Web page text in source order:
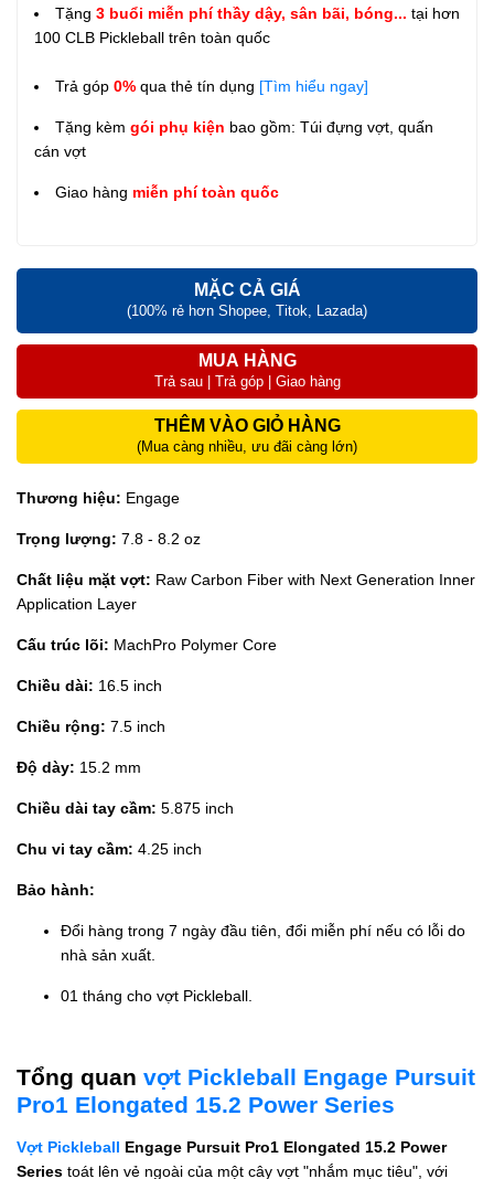
Tặng 3 buổi miễn phí thầy dậy, sân bãi, bóng... tại hơn
100 CLB Pickleball trên toàn quốc
Trả góp 0% qua thẻ tín dụng [Tìm hiểu ngay]
Tặng kèm gói phụ kiện bao gồm: Túi đựng vợt, quấn
cán vợt
Giao hàng miễn phí toàn quốc
MẶC CẢ GIÁ
(100% rẻ hơn Shopee, Titok, Lazada)
MUA HÀNG
Trả sau | Trả góp | Giao hàng
THÊM VÀO GIỎ HÀNG
(Mua càng nhiều, ưu đãi càng lớn)
Thương hiệu: Engage
Trọng lượng: 7.8 - 8.2 oz
Chất liệu mặt vợt: Raw Carbon Fiber with Next Generation Inner
Application Layer
Cấu trúc lõi: MachPro Polymer Core
Chiều dài: 16.5 inch
Chiều rộng: 7.5 inch
Độ dày: 15.2 mm
Chiều dài tay cầm: 5.875 inch
Chu vi tay cầm: 4.25 inch
Bảo hành:
Đổi hàng trong 7 ngày đầu tiên, đổi miễn phí nếu có lỗi do
nhà sản xuất.
01 tháng cho vợt Pickleball.
Tổng quan vợt Pickleball Engage Pursuit
Pro1 Elongated 15.2 Power Series
Vợt Pickleball Engage Pursuit Pro1 Elongated 15.2 Power
Series toát lên vẻ ngoài của một cây vợt "nhắm mục tiêu", với